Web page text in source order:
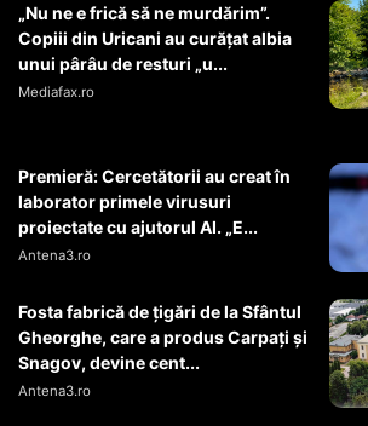
„Nu ne e frică să ne murdărim”.
Copiii din Uricani au curățat albia
unui pârâu de resturi „u...
Mediafax.ro
Premieră: Cercetătorii au creat în
laborator primele virusuri
proiectate cu ajutorul AI. „E...
Antena3.ro
Fosta fabrică de țigări de la Sfântul
Gheorghe, care a produs Carpați și
Snagov, devine cent...
Antena3.ro